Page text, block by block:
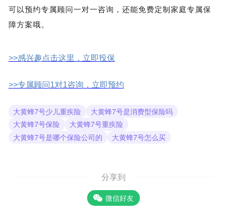
可以预约专属顾问一对一咨询，还能免费定制家庭专属保
障方案哦。
>>感兴趣点击这里，立即投保
>>专属顾问1对1咨询，立即预约
大黄蜂7号少儿重疾险
大黄蜂7号是消费型保险吗
大黄蜂7号保险
大黄蜂7号重疾险
大黄蜂7号是哪个保险公司的
大黄蜂7号怎么买
分享到
微信好友